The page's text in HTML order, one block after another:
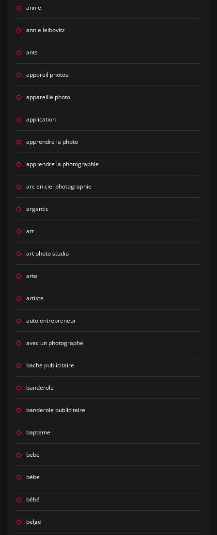
annie
annie leibovitz
ants
appareil photos
appareille photo
application
apprendre la photo
apprendre la photographie
arc en ciel photographie
argentic
art
art photo studio
arte
artiste
auto entrepreneur
avec un photographe
bache publicitaire
banderole
banderole publicitaire
bapteme
bebe
bébe
bébé
belge